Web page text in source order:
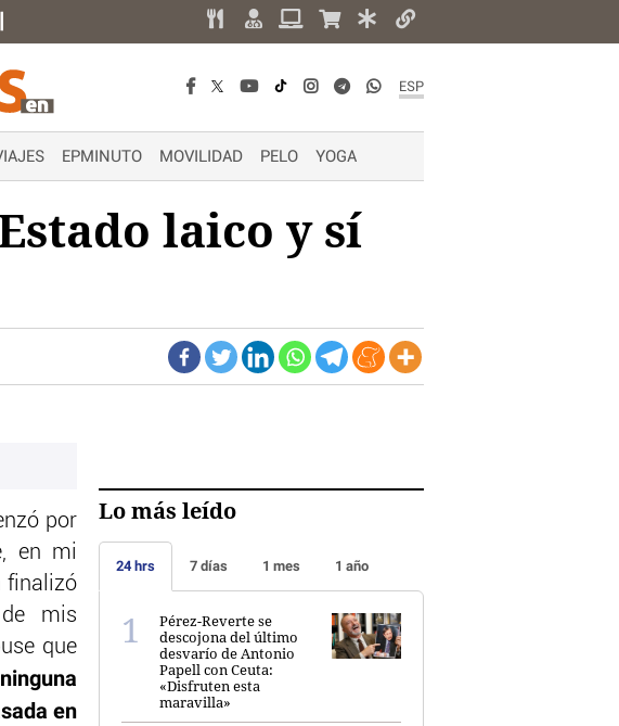
ESP
EPMINUTO MOVILIDAD PELO YOGA
laico y sí
por
en mi
finalizó
mis
que
en
Lo más leído
24 hrs 7 días 1 mes 1 año
Pérez-Reverte se
descojona del último
desvarío de Antonio
Papell con Ceuta:
«Disfruten esta
maravilla»